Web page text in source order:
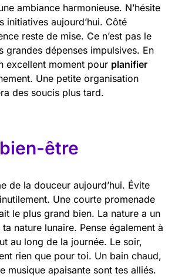
ambiance harmonieuse. N’hésite
initiatives aujourd’hui. Côté
reste de mise. Ce n’est pas le
grandes dépenses impulsives. En
excellent moment pour planifier
Une petite organisation
des soucis plus tard.
être
de la douceur aujourd’hui. Évite
Une courte promenade
le plus grand bien. La nature a un
nature lunaire. Pense également à
au long de la journée. Le soir,
rien que pour toi. Un bain chaud,
musique apaisante sont tes alliés.